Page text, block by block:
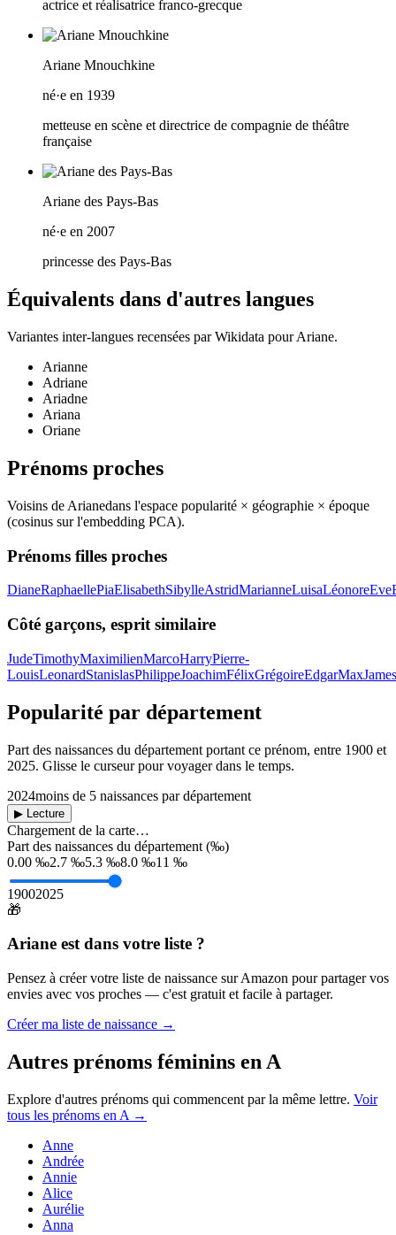
actrice et réalisatrice franco-grecque
Ariane Mnouchkine
né·e en 1939
metteuse en scène et directrice de compagnie de théâtre
française
Ariane des Pays-Bas
né·e en 2007
princesse des Pays-Bas
Équivalents dans d'autres langues
Variantes inter-langues recensées par Wikidata pourAriane.
Arianne
Adriane
Ariadne
Ariana
Oriane
Prénoms proches
Voisins de Arianedans l'espace popularité × géographie × époque
(cosinus sur l'embedding PCA).
Prénoms filles proches
DianeRaphaellePiaElisabethSibylleAstridMarianneLuisaLéonoreEve
Côté garçons, esprit similaire
JudeTimothyMaximilienMarcoHarryPierre-
LouisLeonardStanislasPhilippeJoachimFélixGrégoireEdgarMaxJames
Popularité par département
Part des naissances du département portant ce prénom, entre 1900 et
2025. Glisse le curseur pour voyager dans le temps.
2024moins de 5 naissances par département
▶ Lecture
Chargement de la carte…
Part des naissances du département (‰)
0.00 ‰2.7 ‰5.3 ‰8.0 ‰11 ‰
19002025
🎁
Ariane est dans votre liste ?
Pensez à créer votre liste de naissance sur Amazon pour partager vos
envies avec vos proches — c'est gratuit et facile à partager.
Créer ma liste de naissance →
Autres prénoms féminins en A
Explore d'autres prénoms qui commencent par la même lettre. Voir
tous les prénoms en A →
Anne
Andrée
Annie
Alice
Aurélie
Anna